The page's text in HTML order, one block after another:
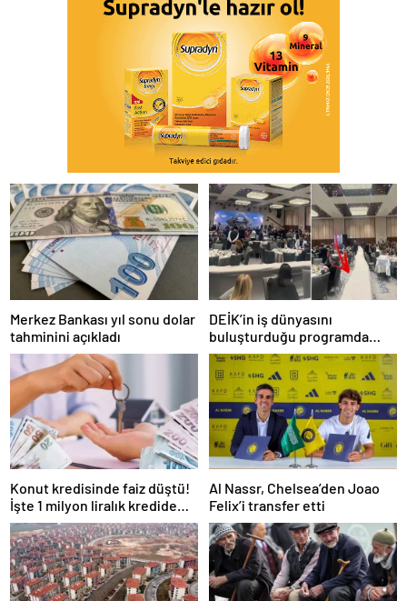
Merkez Bankası yıl sonu dolar
tahminini açıkladı
DEİK’in iş dünyasını
buluşturduğu programda
oturma düzeni tepki çekti
Konut kredisinde faiz düştü!
İşte 1 milyon liralık kredide
güncel faiz oranı
Al Nassr, Chelsea’den Joao
Felix’i transfer etti